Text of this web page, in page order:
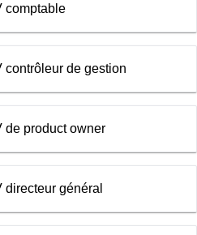
comptable
contrôleur de gestion
de product owner
directeur général